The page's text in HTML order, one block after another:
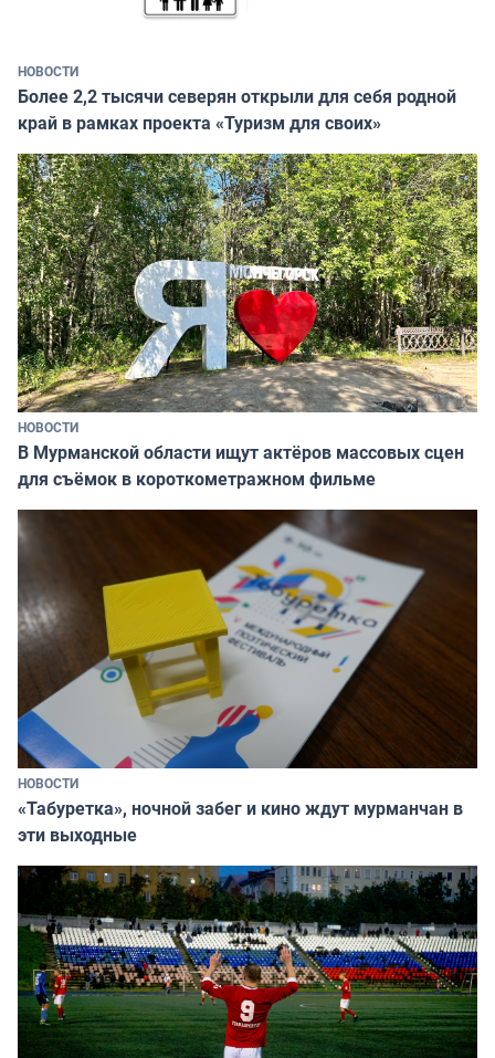
НОВОСТИ
Более 2,2 тысячи северян открыли для себя родной
край в рамках проекта «Туризм для своих»
НОВОСТИ
В Мурманской области ищут актёров массовых сцен
для съёмок в короткометражном фильме
НОВОСТИ
«Табуретка», ночной забег и кино ждут мурманчан в
эти выходные